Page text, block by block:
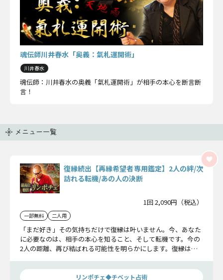
魂伝師川井春水「奥義：氣札運開術」
川井春水
魂伝師：川井春水の奥義「氣札運開術」が相手の本心を断言断
言！
メニュー一覧
復縁続出【再縁希望者専用鑑定】2人の絆/次
訪れる転機/あの人の決断
1回 2,090円（税込）
一部無料 二人用
「まだ好き」その気持ちだけで復縁は叶いません。今、あなた
に必要なのは、相手の本心を知ること、そして転機です。今の
2人の距離、再び結ばれる可能性を明らかにします。復縁は叶
リンポチェ◆チベット占術